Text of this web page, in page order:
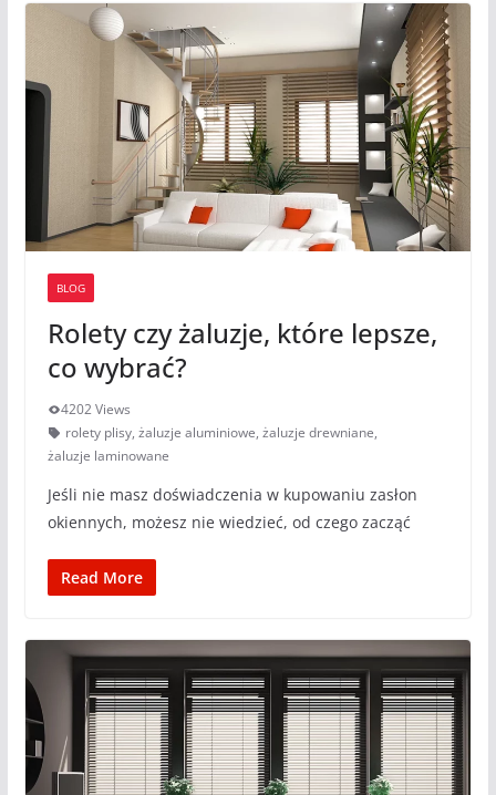
BLOG
Rolety czy żaluzje, które lepsze,
co wybrać?
4202 Views
rolety plisy, żaluzje aluminiowe, żaluzje drewniane,
żaluzje laminowane
Jeśli nie masz doświadczenia w kupowaniu zasłon
okiennych, możesz nie wiedzieć, od czego zacząć
Read More